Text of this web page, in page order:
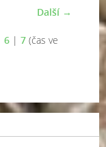
Další →
6 | 7 (čas ve